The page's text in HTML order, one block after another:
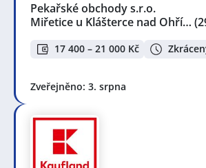
Pekařské obchody s.r.o.
Miřetice u Klášterce nad Ohří…
17 400 – 21 000 Kč
Zveřejněno: 3. srpna